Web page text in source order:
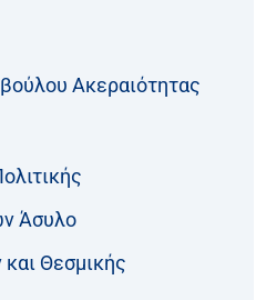
Ακεραιότητας
Άσυλο
Θεσμικής